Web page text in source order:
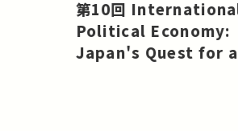
第10回 International
Political Economy:
Japan's Quest for a